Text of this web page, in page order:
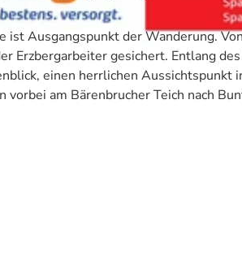
ist Ausgangspunkt der Wanderung.
Erzbergarbeiter gesichert. Entlang
einen herrlichen Aussichtspunkt
vorbei am Bärenbrucher Teich nach